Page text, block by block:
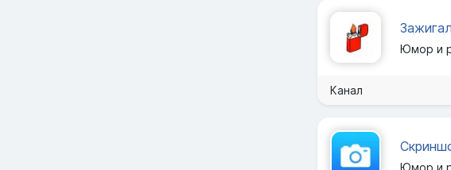
Юмор и
Канал
Юмор и